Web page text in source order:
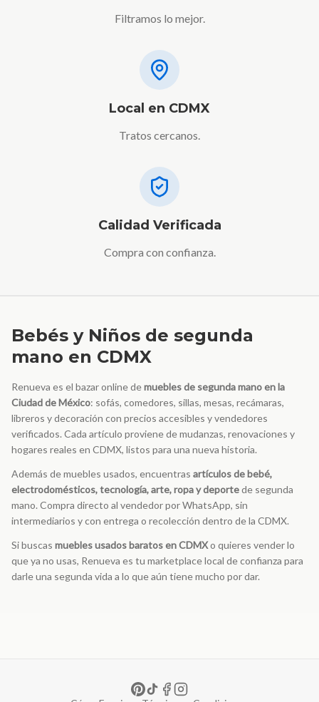
Filtramos lo mejor.
Local en CDMX
Tratos cercanos.
Calidad Verificada
Compra con confianza.
Bebés y Niños de segunda
mano en CDMX
Renueva es el bazar online demuebles de segunda mano en la
Ciudad de México: sofás, comedores, sillas, mesas, recámaras,
libreros y decoración con precios accesibles y vendedores
verificados. Cada artículo proviene de mudanzas, renovaciones y
hogares reales en CDMX, listos para una nueva historia.
Además de muebles usados, encuentras artículos de bebé,
electrodomésticos, tecnología, arte, ropa y deportede segunda
mano. Compra directo al vendedor por WhatsApp, sin
intermediarios y con entrega o recolección dentro de la CDMX.
Si buscas muebles usados baratos en CDMXo quieres vender lo
que ya no usas, Renueva es tu marketplace local de confianza para
darle una segunda vida a lo que aún tiene mucho por dar.